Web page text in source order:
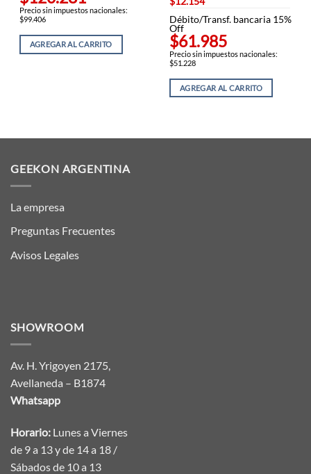
Precio sin impuestos nacionales:
$99.406
AGREGAR AL CARRITO
Débito/Transf. bancaria 15%
Off
$61.985
Precio sin impuestos nacionales:
$51.228
AGREGAR AL CARRITO
GEEKON ARGENTINA
La empresa
Preguntas Frecuentes
Avisos Legales
SHOWROOM
Av. H. Yrigoyen 2175,
Avellaneda – B1874
Whatsapp
Horario: Lunes a Viernes
de 9 a 13 y de 14 a 18 /
Sábados de 10 a 13